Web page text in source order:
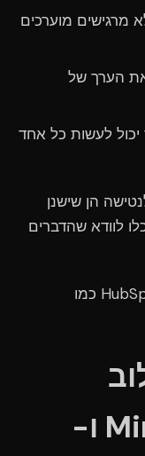
מוערכים
את הערך של
לעשות כל אחד
הן שישנן
לוודא שהדברים
אינטגרציה מלאה בין Mindbody ו-HubSpot כמו
חשבונות Mindbody ו-